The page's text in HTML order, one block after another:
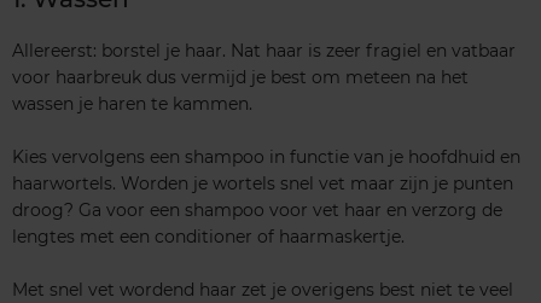
Allereerst: borstel je haar. Nat haar is zeer fragiel en vatbaar
voor haarbreuk dus vermijd je best om meteen na het
wassen je haren te kammen.
Kies vervolgens een shampoo in functie van je hoofdhuid en
haarwortels. Worden je wortels snel vet maar zijn je punten
droog? Ga voor een shampoo voor vet haar en verzorg de
lengtes met een conditioner of haarmaskertje.
Met snel vet wordend haar zet je overigens best niet te veel